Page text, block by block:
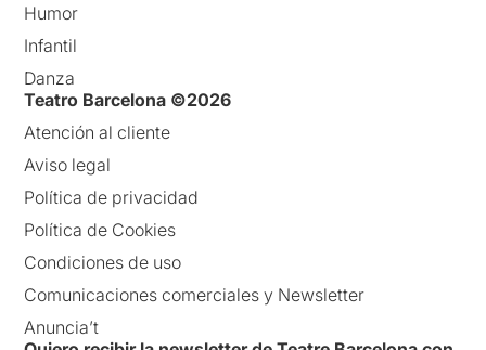
Humor
Infantil
Danza
Teatro Barcelona ©2026
Atención al cliente
Aviso legal
Política de privacidad
Política de Cookies
Condiciones de uso
Comunicaciones comerciales y Newsletter
Anuncia’t